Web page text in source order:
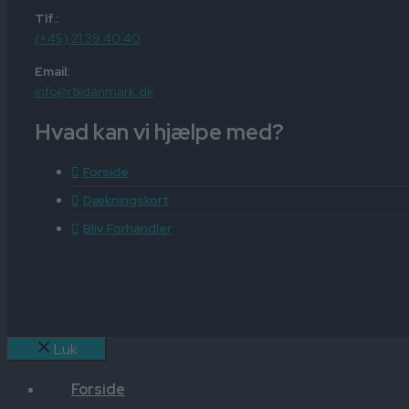
Tlf.:
(+45) 21 39 40 40
Email:
info@rtkdanmark.dk
Hvad kan vi hjælpe med?
Forside
Dækningskort
Bliv Forhandler
Luk
Forside